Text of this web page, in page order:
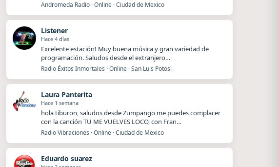
Andromeda Radio · Online · Ciudad de Mexico
Listener
Hace 4 días
Excelente estación! Muy buena música y gran variedad de
programación. Saludos desde el extranjero…
Radio Éxitos Inmortales · Online · San Luis Potosi
Laura Panterita
Hace 1 semana
hola tiburon, saludos desde Zumpango me puedes complacer
con la canción TU ME VUELVES LOCO, con Fran…
Radio Vibraciones · Online · Ciudad de Mexico
Eduardo suarez